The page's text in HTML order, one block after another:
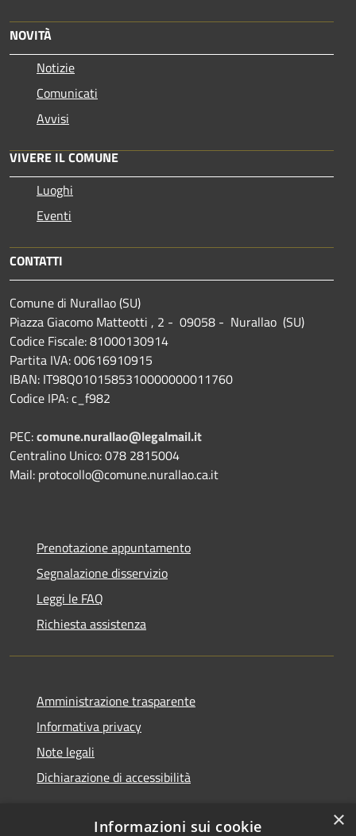
NOVITÀ
Notizie
Comunicati
Avvisi
VIVERE IL COMUNE
Luoghi
Eventi
CONTATTI
Comune di Nurallao (SU)
Piazza Giacomo Matteotti , 2 - 09058 - Nurallao (SU)
Codice Fiscale: 81000130914
Partita IVA: 00616910915
IBAN: IT98Q0101585310000000011760
Codice IPA: c_f982
PEC:comune.nurallao@legalmail.it
Centralino Unico: 078 2815004
Mail: protocollo@comune.nurallao.ca.it
Prenotazione appuntamento
Segnalazione disservizio
Leggi le FAQ
Richiesta assistenza
Amministrazione trasparente
Informativa privacy
Note legali
Dichiarazione di accessibilità
×
Informazioni sui cookie